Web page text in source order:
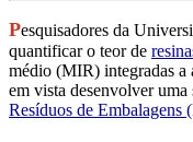
Pesquisadores da
quantificar o teor de
médio (MIR) integradas a
em vista desenvolver
Resíduos de Embalagens